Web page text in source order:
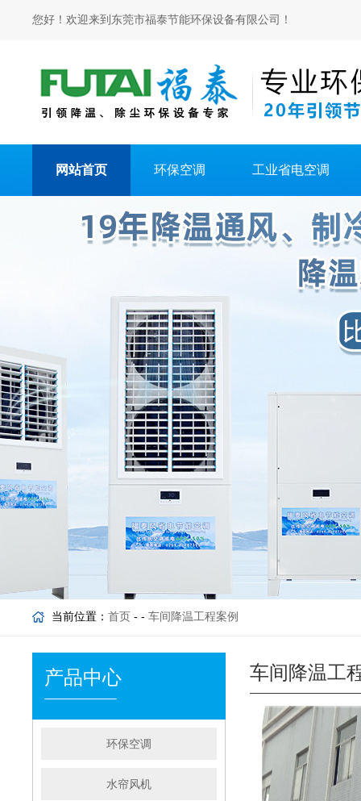
您好！欢迎来到东莞市福泰节能环保设备有限公司！
网站首页 环保空调 工业省电空调
当前位置： 首页 - - 车间降温工程案例
产品中心
环保空调
水帘风机
车间降温工